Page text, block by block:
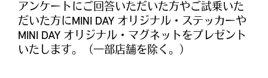
アンケートにご回答いただいた方やご試乗いた
だいた方にMINI DAY オリジナル・ステッカーや
MINI DAY オリジナル・マグネットをプレゼント
いたします。（一部店舗を除く。）